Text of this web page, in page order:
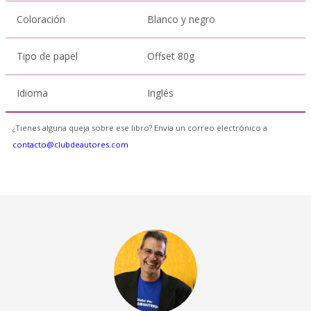
Coloración Blanco y negro
Tipo de papel Offset 80g
Idioma Inglés
¿Tienes alguna queja sobre ese libro? Envía un correo electrónico a
contacto@clubdeautores.com